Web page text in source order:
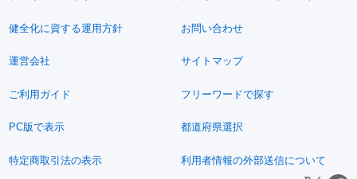
健全化に資する運用方針 お問い合わせ
運営会社 サイトマップ
ご利用ガイド フリーワードで探す
PC版で表示 都道府県選択
特定商取引法の表示 利用者情報の外部送信について